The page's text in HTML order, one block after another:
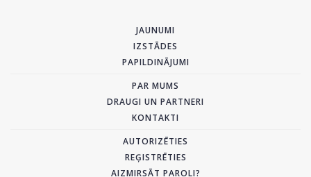
JAUNUMI
IZSTĀDES
PAPILDINĀJUMI
PAR MUMS
DRAUGI UN PARTNERI
KONTAKTI
AUTORIZĒTIES
REĢISTRĒTIES
AIZMIRSĀT PAROLI?